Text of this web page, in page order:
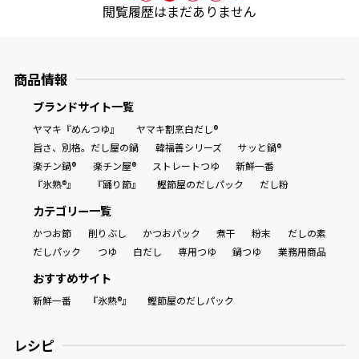
閲覧履歴はまだありません
商品情報
ブランドサイト一覧
ヤマキ『めんつゆ』
ヤマキ割烹白だし®
旨さ、別格。だし屋の鍋
韓福善シリーズ
サッと鍋®
楽チン鍋®
楽チン屋® ストレートつゆ
新鮮一番
『氷熟®』
『踊り節』 鰹節屋のだしパック だし粉
カテゴリー一覧
かつお節 削りぶし かつおパック 煮干 粉末
だしの素
だしパック
つゆ 白だし 専用つゆ 鍋つゆ 業務用商品
おすすめサイト
新鮮一番 『氷熟®』 鰹節屋のだしパック
レシピ